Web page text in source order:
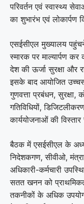
परिवर्तन एवं स्वास्थ्य
का शुभारंभ एवं लोकार्पण
एसईसीएल मुख्यालय
स्मारक पर माल्यार्पण कर
देश की ऊर्जा सुरक्षा और
इसके बाद आयोजित
गुणवत्ता प्रबंधन, सुरक्षा,
गतिविधियों,
कार्ययोजनाओं की विस्तार
बैठक में एसईसीएल के
निदेशकगण, सीवीओ,
अधिकारी-कर्मचारी
सतत खनन को
तकनीकों के अधिक